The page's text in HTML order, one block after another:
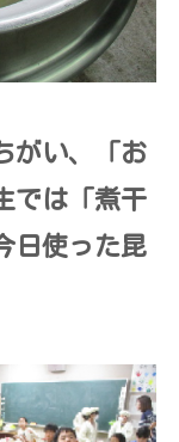
がい、「お
では「煮干
日使った昆